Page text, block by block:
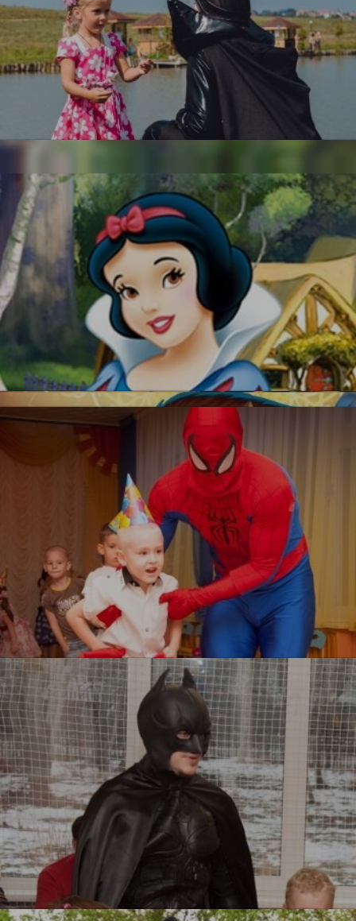
УЗНАТЬ БОЛЬШЕ
Малефисента
УЗНАТЬ БОЛЬШЕ
Белоснежка
Новинка!
Бесплатная фотосъемка *
УЗНАТЬ БОЛЬШЕ
Красавица и Чудовище
УЗНАТЬ БОЛЬШЕ
Человек паук
Бэтмен